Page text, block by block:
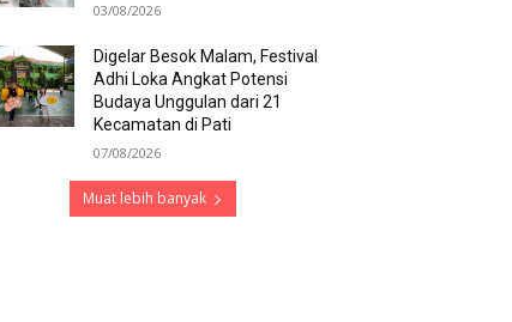
03/08/2026
Digelar Besok Malam, Festival
Adhi Loka Angkat Potensi
Budaya Unggulan dari 21
Kecamatan di Pati
07/08/2026
Muat lebih banyak